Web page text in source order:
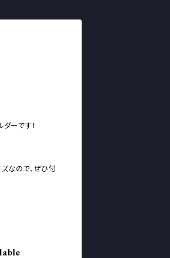
ーです！
なので、ぜひ付